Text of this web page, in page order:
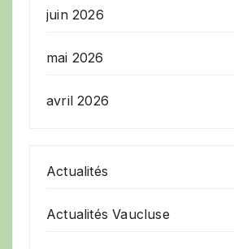
juin 2026
mai 2026
avril 2026
Actualités
Actualités Vaucluse